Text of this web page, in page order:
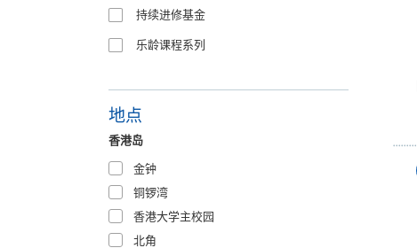
持续进修基金
乐龄课程系列
地点
香港岛
金钟
铜锣湾
香港大学主校园
北角